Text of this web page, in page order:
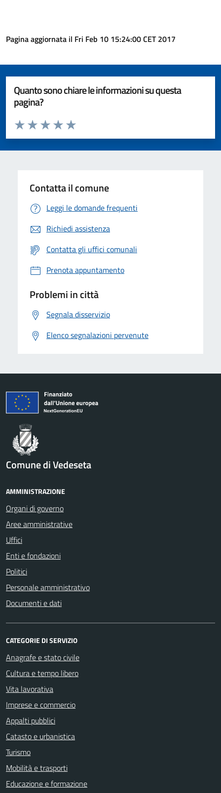
Pagina aggiornata il Fri Feb 10 15:24:00 CET 2017
Quanto sono chiare le informazioni su questa
pagina?
Valuta da 1 a 5 stelle la pagina
Valuta 5 stelle su 5
Valuta 4 stelle su 5
Valuta 3 stelle su 5
Valuta 2 stelle su 5
Valuta 1 stelle su 5
Contatta il comune
Leggi le domande frequenti
Richiedi assistenza
Contatta gli uffici comunali
Prenota appuntamento
Problemi in città
Segnala disservizio
Elenco segnalazioni pervenute
Comune di Vedeseta
AMMINISTRAZIONE
Organi di governo
Aree amministrative
Uffici
Enti e fondazioni
Politici
Personale amministrativo
Documenti e dati
CATEGORIE DI SERVIZIO
Anagrafe e stato civile
Cultura e tempo libero
Vita lavorativa
Imprese e commercio
Appalti pubblici
Catasto e urbanistica
Turismo
Mobilità e trasporti
Educazione e formazione